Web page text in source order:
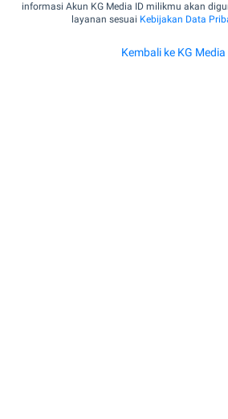
informasi Akun KG Media ID milikmu akan
layanan sesuai Kebijakan Data
Kembali ke KG Media